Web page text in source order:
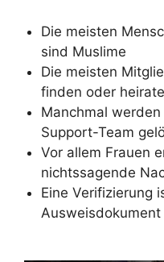
Die meisten
sind Muslime
Die meisten
finden oder
Manchmal
Support-Team
Vor allem Frauen
nichtssagende
Eine Verifizierung